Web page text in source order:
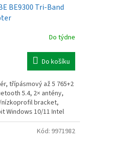
BE9300 Tri-Band
Do týdne
Do košíku
třípásmový až 5 765+2
5.4, 2× antény,
nízkoprofil bracket,
Windows 10/11 Intel
Kód: 9971982